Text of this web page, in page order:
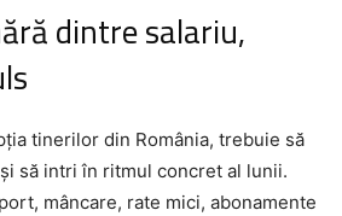
dintre salariu,
tinerilor din România, trebuie să
să intri în ritmul concret al lunii.
mâncare, rate mici, abonamente